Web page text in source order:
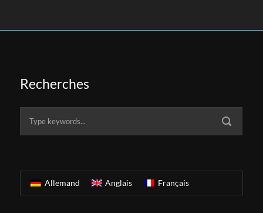
Recherches
Allemand Anglais Français